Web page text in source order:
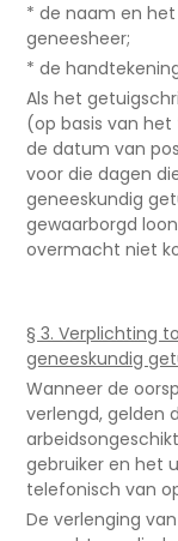
* de naam en
geneesheer;
* de
Als het
(op basis van
de datum van
voor die dagen
geneeskundig
gewaarborgd
overmacht niet
§ 3. Verplichting
geneeskundig
Wanneer de
verlengd, gelden
gebruiker en het
telefonisch van
De verlenging